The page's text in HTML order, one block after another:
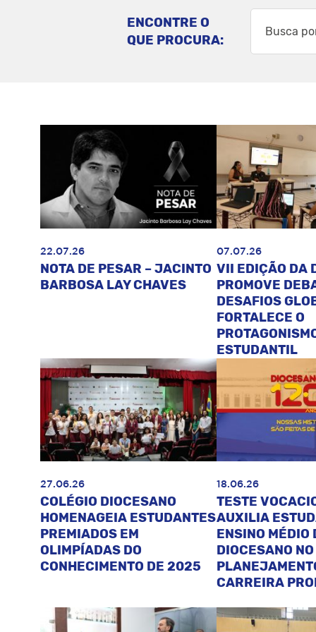
ENCONTRE O
QUE PROCURA:
22.07.26
NOTA DE PESAR – JACINTO
BARBOSA LAY CHAVES
07.07.26
VII EDIÇÃO DA
PROMOVE
DESAFIOS
FORTALECE O
ESTUDANTIL
27.06.26
COLÉGIO DIOCESANO
HOMENAGEIA ESTUDANTES
PREMIADOS EM
OLIMPÍADAS DO
CONHECIMENTO DE 2025
18.06.26
TESTE
AUXILIA
ENSINO MÉDIO
DIOCESANO NO
CARREIRA